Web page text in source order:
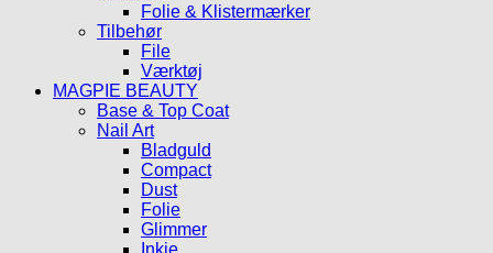
Folie & Klistermærker
Tilbehør
File
Værktøj
MAGPIE BEAUTY
Base & Top Coat
Nail Art
Bladguld
Compact
Dust
Folie
Glimmer
Inkie